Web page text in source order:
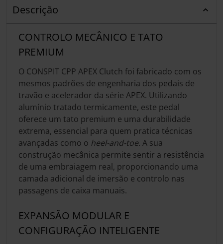
Descrição
CONTROLO MECÂNICO E TATO
PREMIUM
O CONSPIT CPP APEX Clutch foi fabricado com os
mesmos padrões de engenharia dos pedais de
travão e acelerador da série APEX. Utilizando
alumínio tratado termicamente, este pedal
oferece um tato premium e uma durabilidade
extrema, essencial para quem pratica técnicas
avançadas como o heel-and-toe. A sua
construção mecânica permite sentir a resistência
de uma embraiagem real, proporcionando uma
camada adicional de imersão e controlo nas
passagens de caixa manuais.
EXPANSÃO MODULAR E
CONFIGURAÇÃO INTELIGENTE